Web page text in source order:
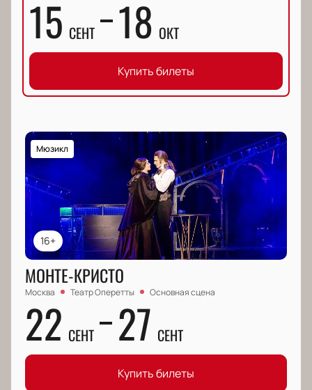
15 СЕНТ 18 ОКТ
Купить билеты
16+
Мюзикл
МОНТЕ-КРИСТО
Москва Театр Оперетты Основная сцена
22 СЕНТ 27 СЕНТ
Купить билеты